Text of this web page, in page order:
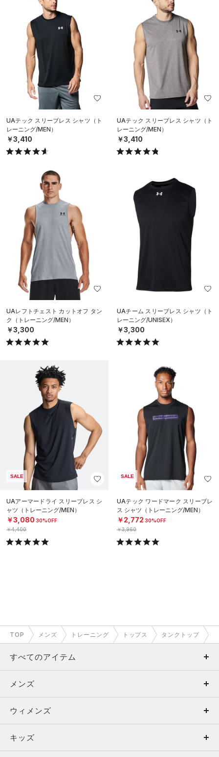
UAテック スリーブレス シャツ（ト
レーニング/MEN）
￥3,410
UAテック スリーブレス シャツ（ト
レーニング/MEN）
￥3,410
UAレフトチェスト カットオフ タン
ク（トレーニング/MEN）
￥3,300
UAチーム スリーブレス シャツ（ト
レーニング/UNISEX）
￥3,300
SALE
UAアーマードライ スリーブレス シ
ャツ（トレーニング/MEN）
￥3,080 30%OFF
￥4,400
SALE
UAテック ワードマーク スリーブレ
ス シャツ（トレーニング/MEN）
￥2,772 30%OFF
￥3,960
TOP メンズ トレーニング トップス タンクトップ
すべてのアイテム
メンズ
ウィメンズ
キッズ
メンズ
トップス
ボトムス
ウィメンズ
トップス
キッズ